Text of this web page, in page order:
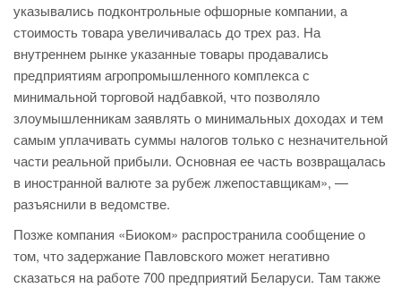
указывались подконтрольные офшорные компании, а
стоимость товара увеличивалась до трех раз. На
внутреннем рынке указанные товары продавались
предприятиям агропромышленного комплекса с
минимальной торговой надбавкой, что позволяло
злоумышленникам заявлять о минимальных доходах и тем
самым уплачивать суммы налогов только с незначительной
части реальной прибыли. Основная ее часть возвращалась
в иностранной валюте за рубеж лжепоставщикам», —
разъяснили в ведомстве.
Позже компания «Биоком» распространила сообщение о
том, что задержание Павловского может негативно
сказаться на работе 700 предприятий Беларуси. Там также